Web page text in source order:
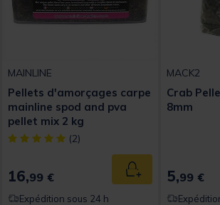
MAINLINE
Pellets d'amorçages carpe
mainline spod and pva
pellet mix 2 kg
[object Object] out of 5 Customer Rating
(2)
16,99 € Ajouter au panier
Expédition sous 24 h
MACK2
Crab
8mm
5,99 €